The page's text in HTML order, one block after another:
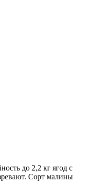
до 2,2 кг ягод с
Сорт малины